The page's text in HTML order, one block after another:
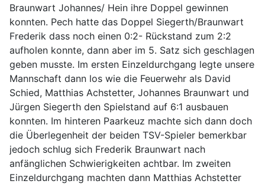
Braunwart Johannes/ Hein ihre Doppel gewinnen
konnten. Pech hatte das Doppel Siegerth/Braunwart
Frederik dass noch einen 0:2- Rückstand zum 2:2
aufholen konnte, dann aber im 5. Satz sich geschlagen
geben musste. Im ersten Einzeldurchgang legte unsere
Mannschaft dann los wie die Feuerwehr als David
Schied, Matthias Achstetter, Johannes Braunwart und
Jürgen Siegerth den Spielstand auf 6:1 ausbauen
konnten. Im hinteren Paarkeuz machte sich dann doch
die Überlegenheit der beiden TSV-Spieler bemerkbar
jedoch schlug sich Frederik Braunwart nach
anfänglichen Schwierigkeiten achtbar. Im zweiten
Einzeldurchgang machten dann Matthias Achstetter